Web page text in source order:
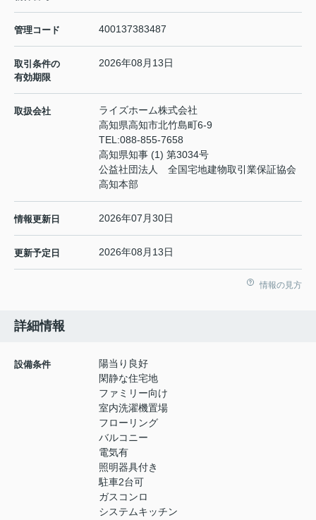
管理コード 400137383487
取引条件の
有効期限
2026年08月13日
取扱会社
ライズホーム株式会社
高知県高知市北竹島町6-9
TEL:088-855-7658
高知県知事 (1) 第3034号
公益社団法人 全国宅地建物取引業保証協会
高知本部
情報更新日 2026年07月30日
更新予定日 2026年08月13日
情報の見方
詳細情報
設備条件
陽当り良好
閑静な住宅地
ファミリー向け
室内洗濯機置場
フローリング
バルコニー
電気有
照明器具付き
駐車2台可
ガスコンロ
システムキッチン